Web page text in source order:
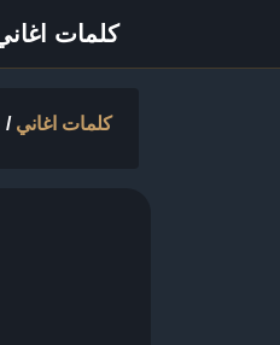
كلمات
كلمات اغاني/